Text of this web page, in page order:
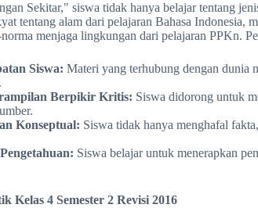
Sekitar," siswa tidak hanya belajar tentang
tentang alam dari pelajaran Bahasa Indonesia,
menjaga lingkungan dari pelajaran PPKn.
Siswa: Materi yang terhubung dengan dunia
Berpikir Kritis: Siswa didorong untuk
Konseptual: Siswa tidak hanya menghafal
Siswa belajar untuk menerapkan
Kelas 4 Semester 2 Revisi 2016